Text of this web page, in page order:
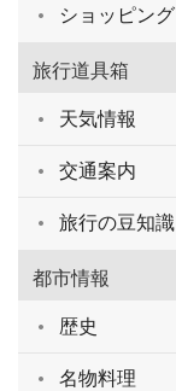
ショッピング
旅行道具箱
天気情報
交通案内
旅行の豆知識
都市情報
歴史
名物料理